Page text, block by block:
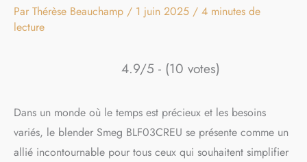
Par Thérèse Beauchamp / 1 juin 2025 / 4 minutes de
lecture
4.9/5 - (10 votes)
Dans un monde où le temps est précieux et les besoins
variés, le blender Smeg BLF03CREU se présente comme un
allié incontournable pour tous ceux qui souhaitent simplifier